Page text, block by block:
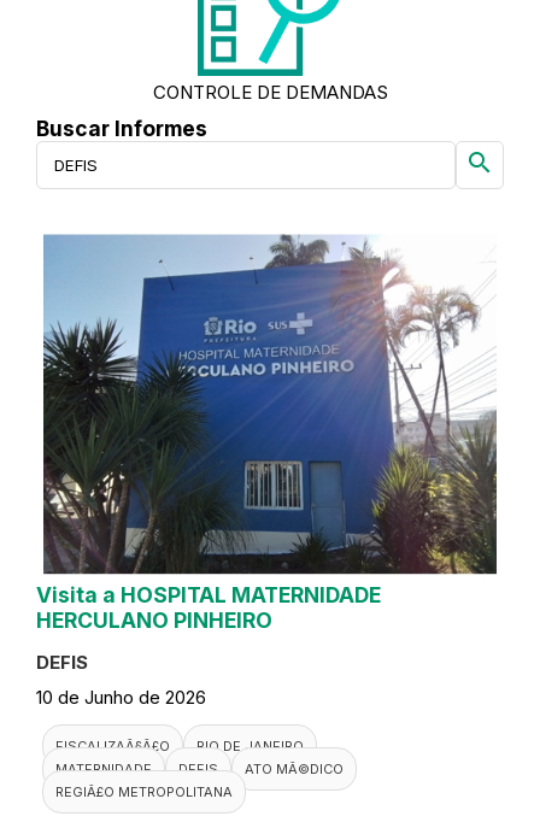
CONTROLE DE DEMANDAS
Buscar Informes
search
Visita a HOSPITAL MATERNIDADE
HERCULANO PINHEIRO
DEFIS
10 de Junho de 2026
FISCALIZAÃ§Ã£O
RIO DE JANEIRO
MATERNIDADE
DEFIS
ATO MÃ©DICO
REGIÃ£O METROPOLITANA